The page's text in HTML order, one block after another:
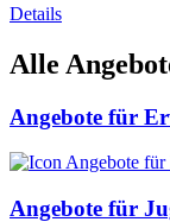
Details
Alle
Angebote für
Angebote für